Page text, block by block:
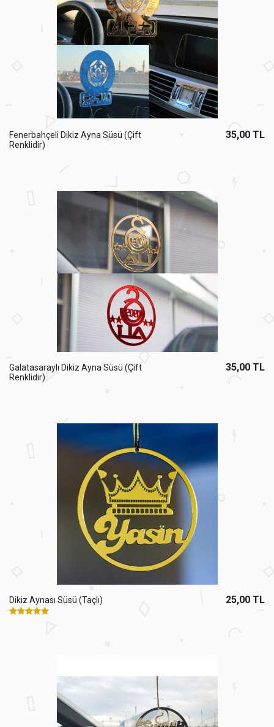
Fenerbahçeli Dikiz Ayna Süsü (Çift
Renklidir)
35,00 TL
Galatasaraylı Dikiz Ayna Süsü (Çift
Renklidir)
35,00 TL
Dikiz Aynası Süsü (Taçlı) 25,00 TL